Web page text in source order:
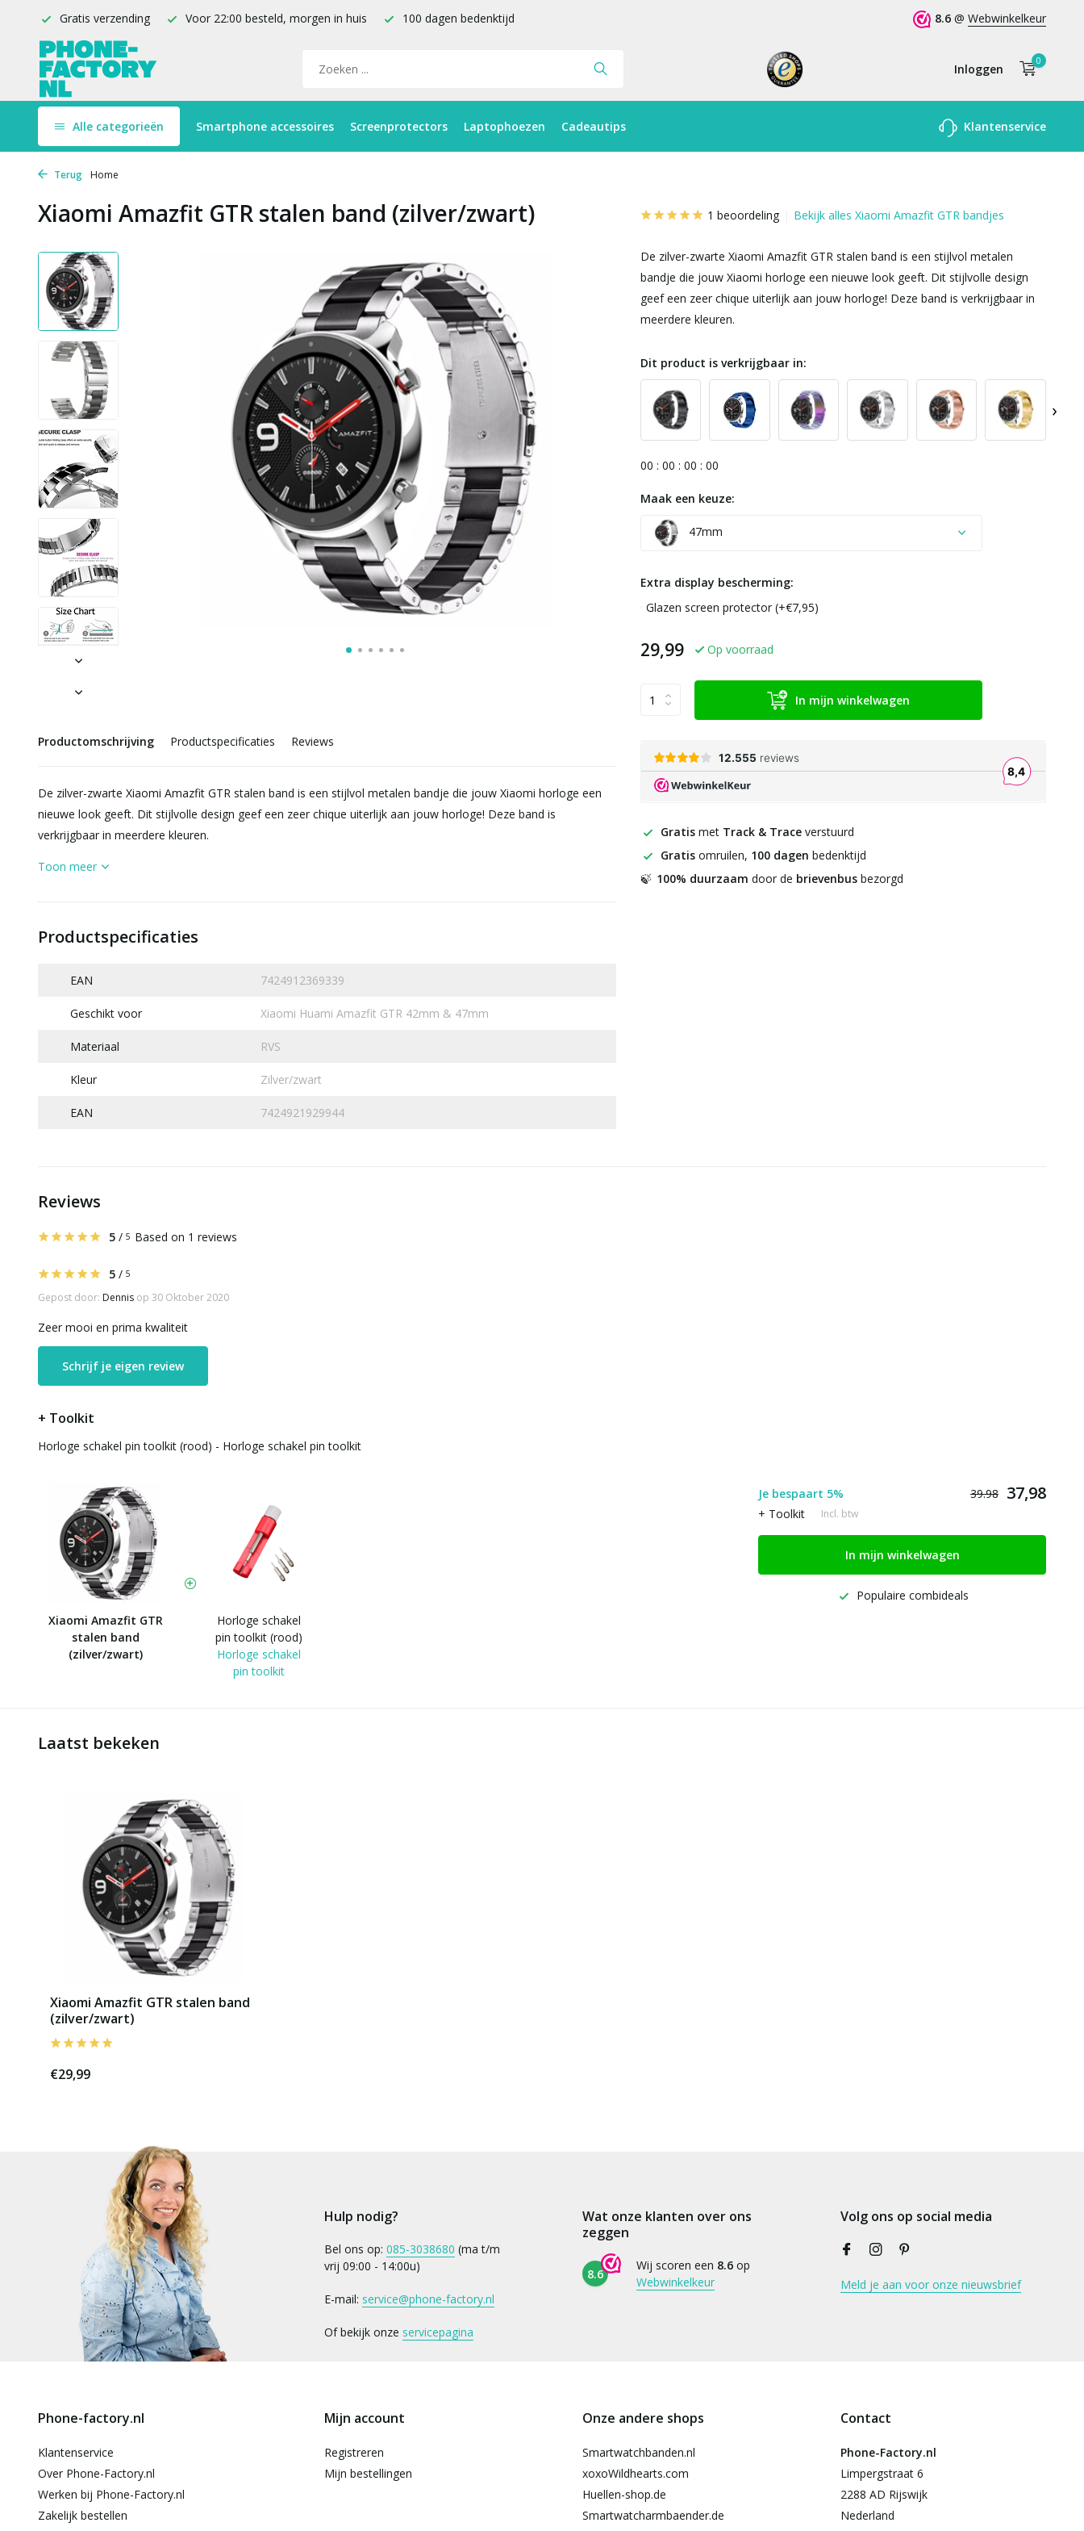
Gratis verzending Voor 22:00 besteld, morgen in huis 100 dagen bedenktijd 8.6 @ Webwinkelkeur
Inloggen
Account
0
Alle categorieën Smartphone accessoires Screenprotectors Laptophoezen Cadeautips Klantenservice
Terug Home
Xiaomi Amazfit GTR stalen band (zilver/zwart)
Productomschrijving Productspecificaties Reviews
De zilver-zwarte Xiaomi Amazfit GTR stalen band is een stijlvol metalen bandje die jouw Xiaomi horloge een
nieuwe look geeft. Dit stijlvolle design geef een zeer chique uiterlijk aan jouw horloge! Deze band is
verkrijgbaar in meerdere kleuren.
Toon meer
Productspecificaties
EAN 7424912369339
Geschikt voor Xiaomi Huami Amazfit GTR 42mm & 47mm
Materiaal RVS
Kleur Zilver/zwart
EAN 7424921929944
1 beoordeling Bekijk alles Xiaomi Amazfit GTR bandjes
De zilver-zwarte Xiaomi Amazfit GTR stalen band is een stijlvol metalen
bandje die jouw Xiaomi horloge een nieuwe look geeft. Dit stijlvolle design
geef een zeer chique uiterlijk aan jouw horloge! Deze band is verkrijgbaar in
meerdere kleuren.
Dit product is verkrijgbaar in:
›
00 : 00 : 00 : 00
Maak een keuze:
47mm
Extra display bescherming:
Glazen screen protector (+€7,95)
29,99 Op voorraad
In mijn winkelwagen
Gratismet Track & Traceverstuurd
Gratisomruilen, 100 dagen bedenktijd
🍃 100% duurzaam door de brievenbusbezorgd
Reviews
5 / 5 Based on 1 reviews
5 / 5
Gepost door: Dennis op 30 Oktober 2020
Zeer mooi en prima kwaliteit
Schrijf je eigen review
+ Toolkit
Horloge schakel pin toolkit (rood) - Horloge schakel pin toolkit
Xiaomi Amazfit GTR
stalen band
(zilver/zwart)
Horloge schakel
pin toolkit (rood)
Horloge schakel
pin toolkit
Je bespaart 5% 39.98 37,98
+ Toolkit Incl. btw
In mijn winkelwagen
Populaire combideals
Laatst bekeken
Xiaomi Amazfit GTR stalen band
(zilver/zwart)
€29,99
Hulp nodig?
Bel ons op: 085-3038680 (ma t/m
vrij 09:00 - 14:00u)
E-mail: service@phone-factory.nl
Of bekijk onze servicepagina
Wat onze klanten over ons
zeggen
8.6
Wij scoren een 8.6 op
Webwinkelkeur
Volg ons op social media
Meld je aan voor onze nieuwsbrief
Phone-factory.nl
Klantenservice
Over Phone-Factory.nl
Werken bij Phone-Factory.nl
Zakelijk bestellen
Mijn account
Registreren
Mijn bestellingen
Onze andere shops
Smartwatchbanden.nl
xoxoWildhearts.com
Huellen-shop.de
Smartwatcharmbaender.de
Contact
Phone-Factory.nl
Limpergstraat 6
2288 AD Rijswijk
Nederland